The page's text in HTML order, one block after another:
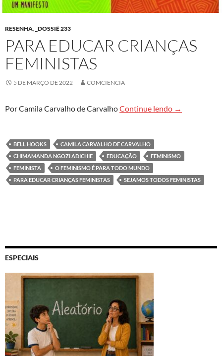
RESENHA, _DOSSIÊ 233
PARA EDUCAR CRIANÇAS
FEMINISTAS
5 DE MARÇO DE 2022 COMCIENCIA
Por Camila Carvalho de CarvalhoContinue lendo Para educar
→
BELL HOOKS
CAMILA CARVALHO DE CARVALHO
CHIMAMANDA NGOZI ADICHIE
EDUCAÇÃO
FEMINISMO
FEMINISTA
O FEMINISMO É PARA TODO MUNDO
PARA EDUCAR CRIANÇAS FEMINISTAS
SEJAMOS TODOS FEMINISTAS
ESPECIAIS